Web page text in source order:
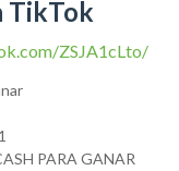
TikTok
ZSJA1cLto/
PARA GANAR